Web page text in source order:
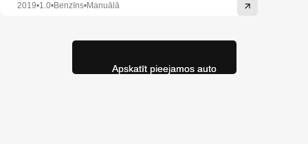
2019•1.0•Benzīns•Manuālā